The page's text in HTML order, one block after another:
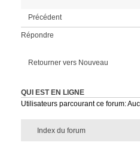
Précédent
Répondre
Retourner vers Nouveau
QUI EST EN LIGNE
Utilisateurs parcourant ce forum:
Index du forum